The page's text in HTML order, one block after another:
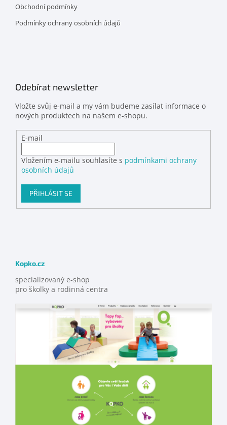
Obchodní podmínky
Podmínky ochrany osobních údajů
Odebírat newsletter
Vložte svůj e-mail a my vám budeme zasílat informace o
nových produktech na našem e-shopu.
E-mail
Vložením e-mailu souhlasíte s podmínkami ochrany
osobních údajů
PŘIHLÁSIT SE
Kopko.cz
specializovaný e-shop
pro školky a rodinná centra